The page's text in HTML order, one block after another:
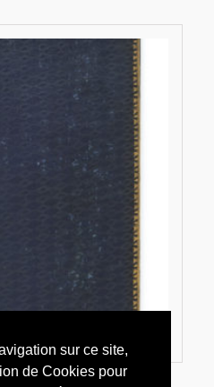
sur ce site,
de Cookies pour